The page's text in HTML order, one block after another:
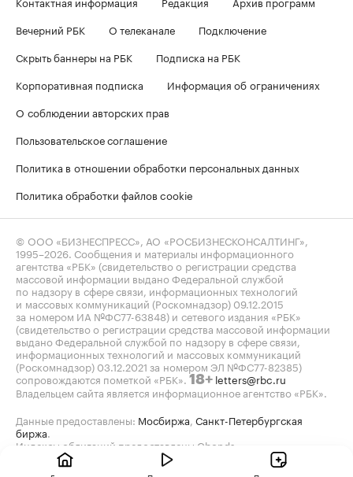
Вечерний РБК
О телеканале
Подключение
Скрыть баннеры на РБК
Подписка на РБК
Корпоративная подписка
Информация об ограничениях
О соблюдении авторских прав
Пользовательское соглашение
Политика в отношении обработки персональных данных
Политика обработки файлов cookie
© ООО «БИЗНЕСПРЕСС», АО «РОСБИЗНЕСКОНСАЛТИНГ»,
1995–2026 . Сообщения и материалы информационного
агентства «РБК» (свидетельство о регистрации средства
массовой информации выдано Федеральной службой
по надзору в сфере связи, информационных технологий
и массовых коммуникаций (Роскомнадзор) 09.12.2015
за номером ИА №ФС77-63848) и сетевого издания «РБК»
(свидетельство о регистрации средства массовой информации
выдано Федеральной службой по надзору в сфере связи,
информационных технологий и массовых коммуникаций
(Роскомнадзор) 03.12.2021 за номером ЭЛ №ФС77-82385)
сопровождаются пометкой «РБК». 18+ letters@rbc.ru
Владельцем сайта является информационное агентство «РБК».
Данные предоставлены: Мосбиржа Санкт-Петербургская
биржа
Индексы облигаций предоставлены Cbonds.